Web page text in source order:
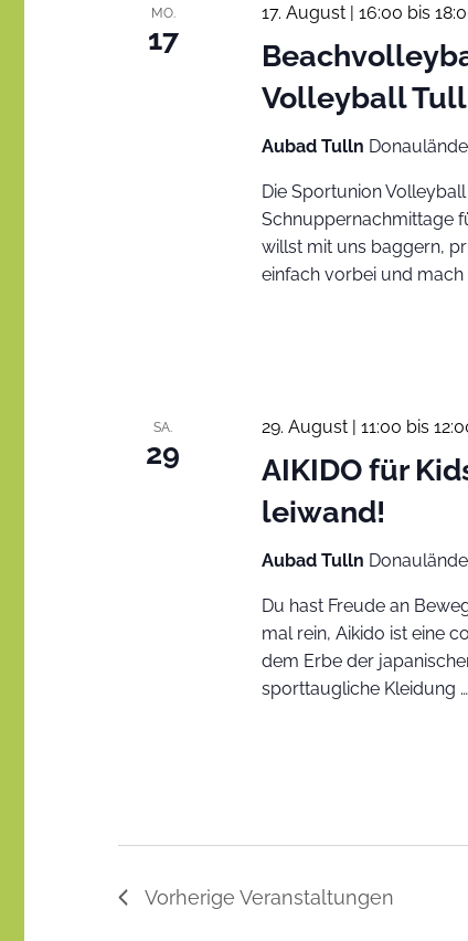
MO.
17
Volleyball
17. August | 16:00 bis
Aubad Tulln
Die Sportunion
Schnuppernachmittage
willst mit uns baggern,
einfach vorbei und mach
SA.
29
AIKIDO für
leiwand!
29. August | 11:00 bis
Aubad Tulln
Du hast Freude an
mal rein, Aikido ist eine
dem Erbe der
sporttaugliche Kleidung …
Vorherige Veranstaltungen